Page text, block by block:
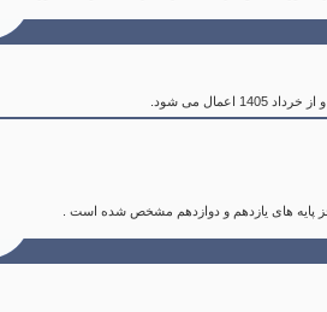
می شود.
پایه های یازدهم و دوازدهم مشخص شده است .